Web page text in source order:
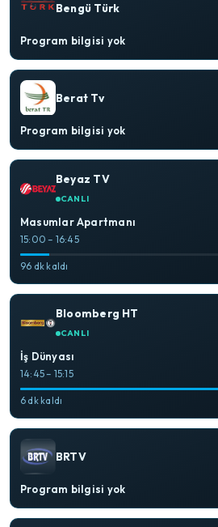
Bengü Türk
Program bilgisi yok
Berat Tv
Program bilgisi yok
Beyaz TV
CANLI
Masumlar Apartmanı
15:00 – 16:45
96 dk kaldı
Bloomberg HT
CANLI
İş Dünyası
14:45 – 15:15
6 dk kaldı
BRTV
Program bilgisi yok